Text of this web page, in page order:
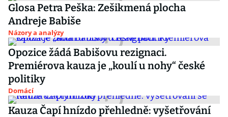
Glosa Petra Peška: Zešikmená plocha
Andreje Babiše
Názory a analýzy
Opozice žádá Babišovu rezignaci.
Premiérova kauza je „koulí u nohy“ české
politiky
Domácí
Kauza Čapí hnízdo přehledně: vyšetřování